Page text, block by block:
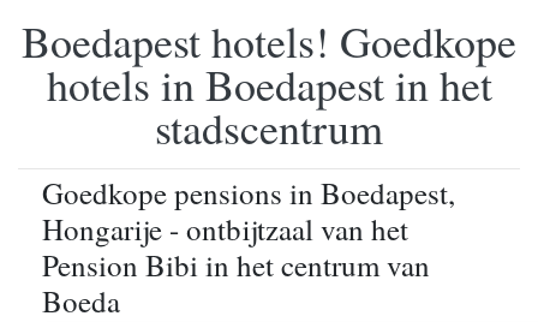
Boedapest hotels! Goedkope
hotels in Boedapest in het
stadscentrum
Goedkope pensions in Boedapest,
Hongarije - ontbijtzaal van het
Pension Bibi in het centrum van
Boeda